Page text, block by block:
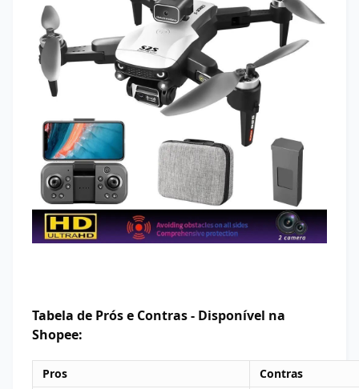
Tabela de Prós e Contras - Disponível na
Shopee:
Pros
Contras